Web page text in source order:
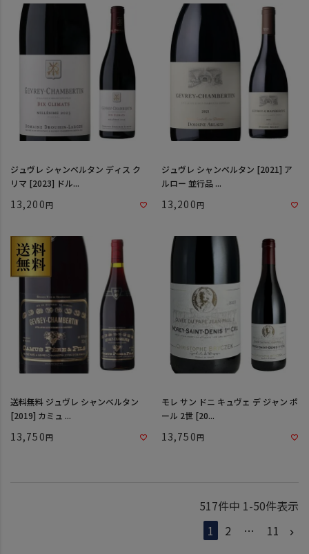
ジュヴレ シャンベルタン ディス ク
リマ [2023] ドル...
13,200
ジュヴレ シャンベルタン [2021] ア
ルロー 並行品 ...
13,200
送料無料 ジュヴレ シャンベルタン
[2019] カミュ ...
13,750
モレ サン ドニ キュヴェ デ ジャン ポ
ール 2世 [20...
13,750
517件中 1-50件表示
1
2 … 11